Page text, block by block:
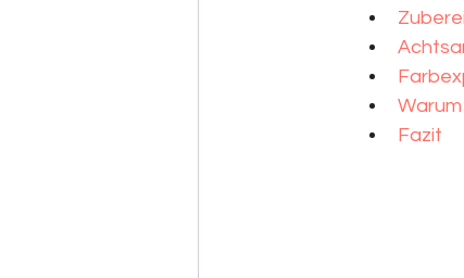
Fazit